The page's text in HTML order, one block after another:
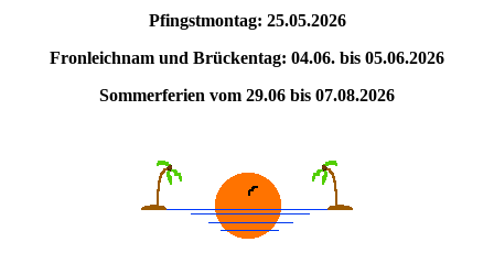
Pfingstmontag: 25.05.2026
Fronleichnam und Brückentag: 04.06. bis 05.06.2026
Sommerferien vom 29.06 bis 07.08.2026